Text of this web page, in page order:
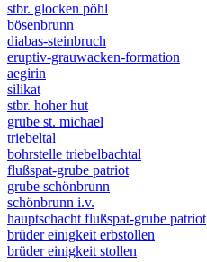
stbr. glocken pöhl
bösenbrunn
diabas-steinbruch
eruptiv-grauwacken-formation
aegirin
silikat
stbr. hoher hut
grube st. michael
triebeltal
bohrstelle triebelbachtal
flußspat-grube patriot
grube schönbrunn
schönbrunn i.v.
hauptschacht flußspat-grube patriot
brüder einigkeit erbstollen
brüder einigkeit stollen